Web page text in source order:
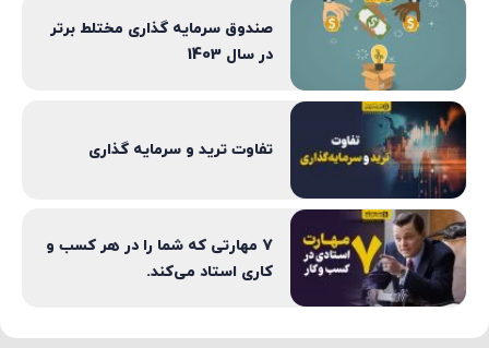
صندوق سرمایه گذاری مختلط برتر
در سال 1403
تفاوت ترید و سرمایه گذاری
7 مهارتی که شما را در هر کسب و
کاری استاد می‌کند.